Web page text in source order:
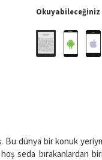
Bu dünya bir konuk
seda bırakanlardan